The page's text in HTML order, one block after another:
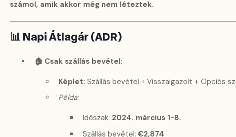
számol, amik akkor még nem léteztek.
📊 Napi Átlagár (ADR)
🏠 Csak szállás bevétel:
Képlet: Szállás bevétel ÷ Visszaigazolt + Opciós
Példa:
Időszak: 2024. március 1-8.
Szállás bevétel: €2,874